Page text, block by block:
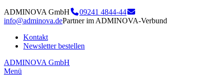
ADMINOVA GmbH
09241 4844-44
info@adminova.dePartner im ADMINOVA-Verbund
Kontakt
Newsletter bestellen
ADMINOVA GmbH
Menü